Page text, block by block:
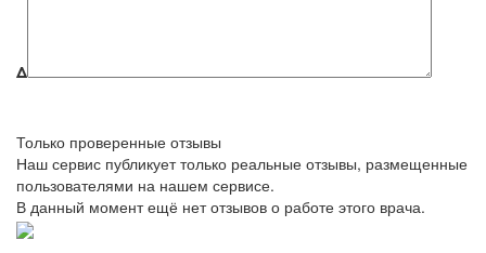
Δ
Только проверенные отзывы
Наш сервис публикует только реальные отзывы, размещенные
пользователями на нашем сервисе.
В данный момент ещё нет отзывов о работе этого врача.